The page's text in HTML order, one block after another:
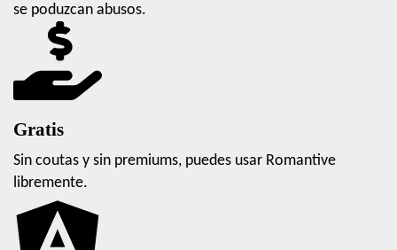
se poduzcan abusos.
Gratis
Sin coutas y sin premiums, puedes usar Romantive
libremente.